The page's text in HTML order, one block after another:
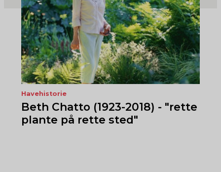
Havehistorie
Beth Chatto (1923-2018) - "rette
plante på rette sted"